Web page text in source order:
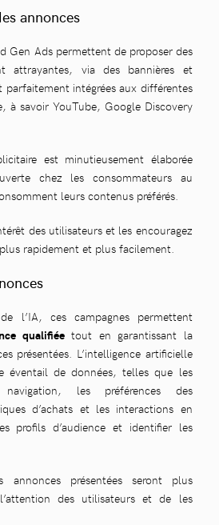
annonces
Gen Ads permettent de proposer des
attrayantes, via des bannières et
parfaitement intégrées aux différentes
à savoir YouTube, Google Discovery
est minutieusement élaborée
chez les consommateurs au
leurs contenus préférés.
des utilisateurs et les encouragez
rapidement et plus facilement.
l’IA, ces campagnes permettent
qualifiéetout en garantissant la
présentées. L’intelligence artificielle
éventail de données, telles que les
les préférences des
d’achats et les interactions en
profils d’audience et identifier les
annonces présentées seront plus
des utilisateurs et de les